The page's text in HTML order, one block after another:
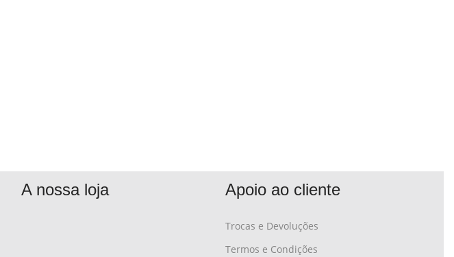
A nossa loja Apoio ao cliente
Trocas e Devoluções
Termos e Condições